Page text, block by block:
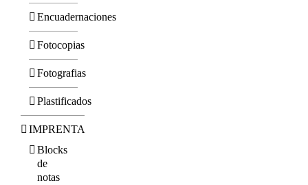
Encuadernaciones
Fotocopias
Fotografias
Plastificados
IMPRENTA
Blocks
de
notas